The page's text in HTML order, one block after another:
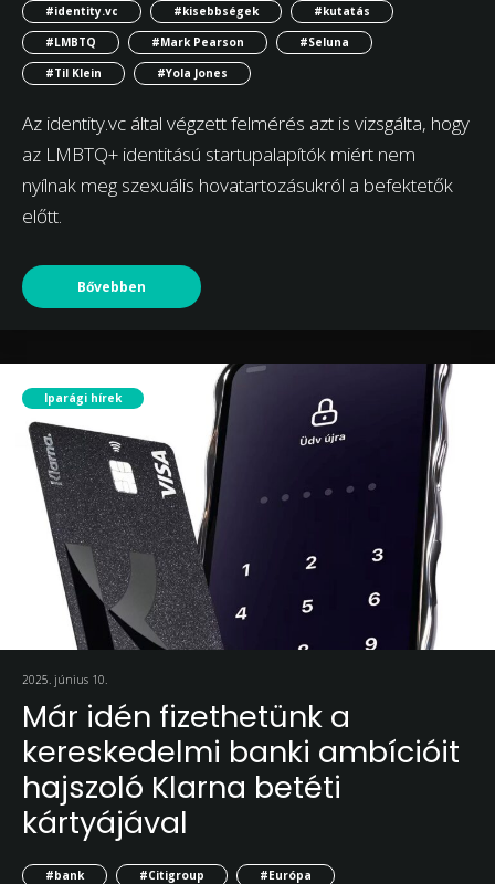
#identity.vc
#kisebbségek
#kutatás
#LMBTQ
#Mark Pearson
#Seluna
#Til Klein
#Yola Jones
Az identity.vc által végzett felmérés azt is vizsgálta, hogy
az LMBTQ+ identitású startupalapítók miért nem
nyílnak meg szexuális hovatartozásukról a befektetők
előtt.
Bővebben
Iparági hírek
2025. június 10.
Már idén fizethetünk a
kereskedelmi banki ambícióit
hajszoló Klarna betéti
kártyájával
#bank #Citigroup #Európa